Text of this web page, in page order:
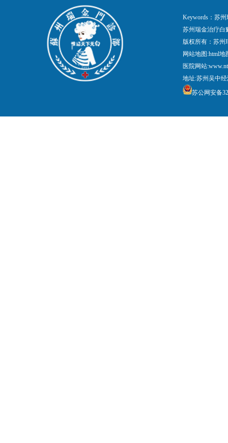
Keywords：苏
苏州瑞金治疗白
版权所有：苏
网站地图:html地
医院网站
地址:苏州吴中
苏公网安备